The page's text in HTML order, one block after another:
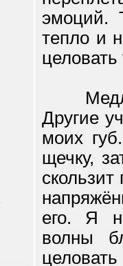
эмоций.
тепло и
Другие
моих
щечку,
его. Я
волны